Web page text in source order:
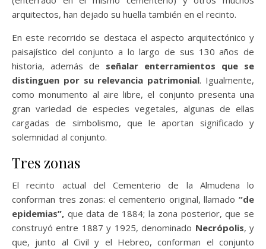
arquitectos, han dejado su huella también en el recinto.
En este recorrido se destaca el aspecto arquitectónico y
paisajístico del conjunto a lo largo de sus 130 años de
historia, además de señalar enterramientos que se
distinguen por su relevancia patrimonial. Igualmente,
como monumento al aire libre, el conjunto presenta una
gran variedad de especies vegetales, algunas de ellas
cargadas de simbolismo, que le aportan significado y
solemnidad al conjunto.
Tres zonas
El recinto actual del Cementerio de la Almudena lo
conforman tres zonas: el cementerio original, llamado “de
epidemias”, que data de 1884; la zona posterior, que se
construyó entre 1887 y 1925, denominado Necrópolis, y
que, junto al Civil y el Hebreo, conforman el conjunto